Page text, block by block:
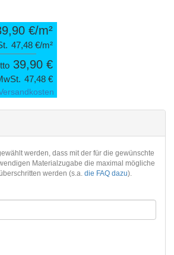
€
47,48 €
39,90 €
47,48 €
werden, dass mit der für die gewünschte
Materialzugabe die maximal mögliche
werden (s.a. die FAQ dazu).